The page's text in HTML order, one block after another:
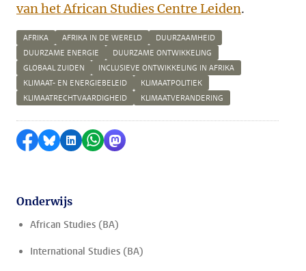
van het African Studies Centre Leiden.
AFRIKA AFRIKA IN DE WERELD
DUURZAAMHEID
DUURZAME ENERGIE
DUURZAME ONTWIKKELING
GLOBAAL ZUIDEN
INCLUSIEVE ONTWIKKELING IN AFRIKA
KLIMAAT- EN ENERGIEBELEID
KLIMAATPOLITIEK
KLIMAATRECHTVAARDIGHEID
KLIMAATVERANDERING
Delen op Facebook
Delen via Bluesky
Delen op LinkedIn
Delen via WhatsApp
Delen via Mastodon
Onderwijs
African Studies (BA)
International Studies (BA)